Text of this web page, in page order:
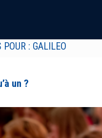
POUR : GALILEO
un ?